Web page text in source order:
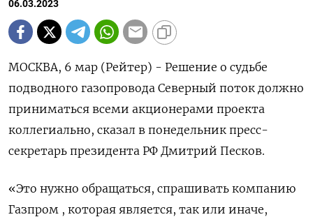
06.03.2023
МОСКВА, 6 мар (Рейтер) - Решение о судьбе
подводного газопровода Северный поток должно
приниматься всеми акционерами проекта
коллегиально, сказал в понедельник пресс-
секретарь президента РФ Дмитрий Песков.
«Это нужно обращаться, спрашивать компанию
Газпром , которая является, так или иначе,